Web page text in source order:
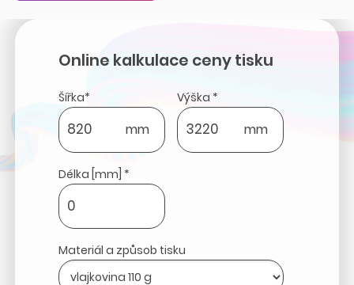
Online kalkulace ceny tisku
Šířka*
mm
Výška *
mm
Délka [mm] *
Materiál a způsob tisku